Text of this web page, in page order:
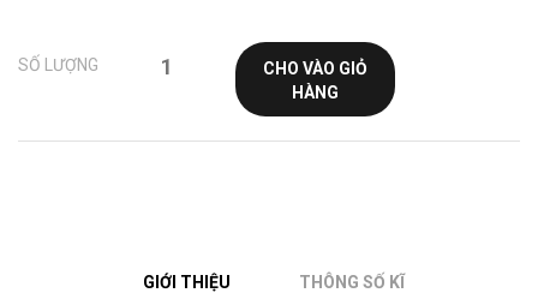
SỐ LƯỢNG
CHO VÀO GIỎ
HÀNG
GIỚI THIỆU
THÔNG SỐ KĨ